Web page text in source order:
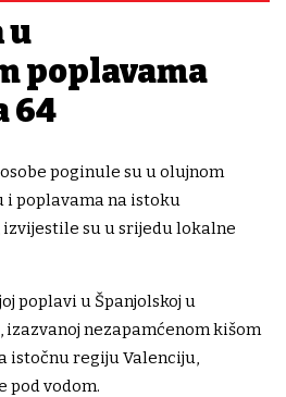
u
poplavama
64
poginule su u olujnom
i poplavama na istoku
izvijestile su u srijedu lokalne
poplavi u Španjolskoj u
nezapamćenom kišom
istočnu regiju Valenciju,
pod vodom.